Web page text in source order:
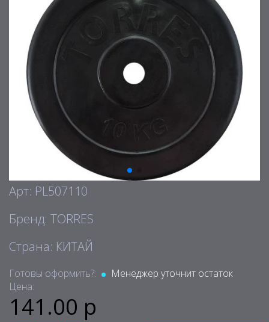
Арт: PL507110
Бренд: TORRES
Страна: КИТАЙ
Готовы оформить?:
Менеджер уточнит остаток
Цена:
141.00 р